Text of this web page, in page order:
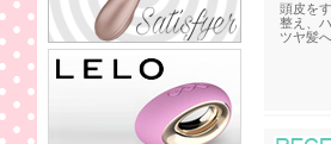
頭皮を
整え、
ツヤ髪へ